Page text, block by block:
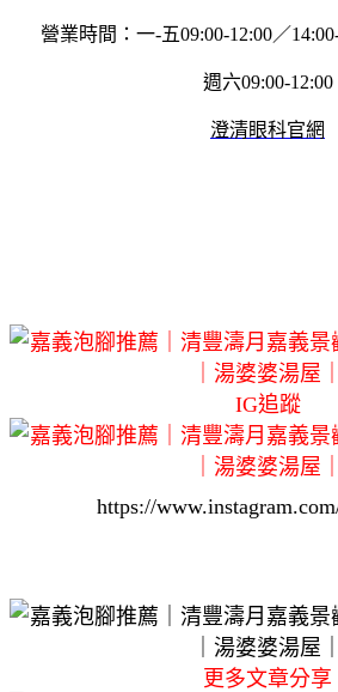
營業時間：一-五09:00-12:00／
週六09:00-12:00
澄清眼科官網
IG追蹤
https://
更多文章分享